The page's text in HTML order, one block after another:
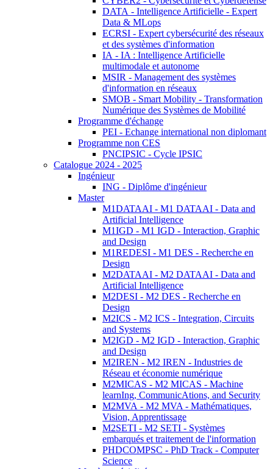
DATA - Intelligence Artificielle - Expert
Data & MLops
ECRSI - Expert cybersécurité des réseaux
et des systèmes d'information
IA - IA : Intelligence Artificielle
multimodale et autonome
MSIR - Management des systèmes
d'information en réseaux
SMOB - Smart Mobility - Transformation
Numérique des Systèmes de Mobilité
Programme d'échange
PEI - Echange international non diplomant
Programme non CES
PNCIPSIC - Cycle IPSIC
Catalogue 2024 - 2025
Ingénieur
ING - Diplôme d'ingénieur
Master
M1DATAAI - M1 DATAAI - Data and
Artificial Intelligence
M1IGD - M1 IGD - Interaction, Graphic
and Design
M1REDESI - M1 DES - Recherche en
Design
M2DATAAI - M2 DATAAI - Data and
Artificial Intelligence
M2DESI - M2 DES - Recherche en
Design
M2ICS - M2 ICS - Integration, Circuits
and Systems
M2IGD - M2 IGD - Interaction, Graphic
and Design
M2IREN - M2 IREN - Industries de
Réseau et économie numérique
M2MICAS - M2 MICAS - Machine
learnIng, CommunicAtions, and Security
M2MVA - M2 MVA - Mathématiques,
Vision, Apprentissage
M2SETI - M2 SETI - Systèmes
embarqués et traitement de l'information
PHDCOMPSC - PhD Track - Computer
Science